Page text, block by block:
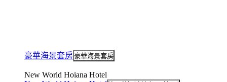
豪華海景套房豪華海景套房
New World Hoiana Hotel